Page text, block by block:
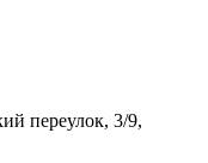
переулок, 3/9,